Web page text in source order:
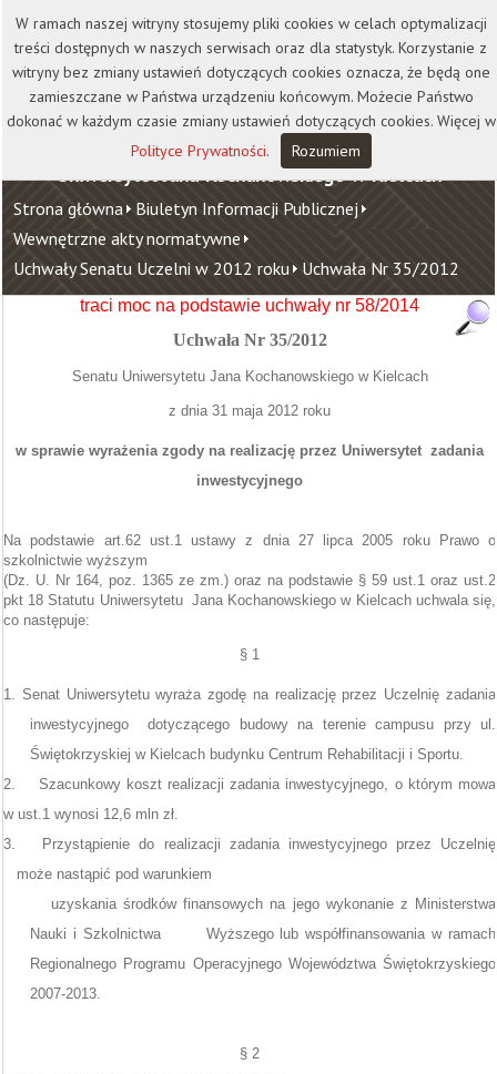
Kontakt Biblioteka
Wydawnictwo
Wirtualna Uczelnia
Uniwersytet Jana Kochanowskiego w Kielcach
Strona główna Biuletyn Informacji Publicznej
Wewnętrzne akty normatywne
Uchwały Senatu Uczelni w 2012 roku Uchwała Nr 35/2012
traci moc na podstawie uchwały nr 58/2014
Uchwała Nr 35/2012
Senatu Uniwersytetu Jana Kochanowskiego w Kielcach
z dnia 31 maja 2012 roku
w sprawie wyrażenia zgody na realizację przez Uniwersytet zadania
inwestycyjnego
Na podstawie art.62 ust.1 ustawy z dnia 27 lipca 2005 roku Prawo o
szkolnictwie wyższym
(Dz. U. Nr 164, poz. 1365 ze zm.) oraz na podstawie § 59 ust.1 oraz ust.2
pkt 18 Statutu Uniwersytetu Jana Kochanowskiego w Kielcach uchwala się,
co następuje:
§ 1
1. Senat Uniwersytetu wyraża zgodę na realizację przez Uczelnię zadania
inwestycyjnego
dotyczącego budowy na terenie campusu przy ul.
Świętokrzyskiej w Kielcach budynku Centrum Rehabilitacji i Sportu.
2.
Szacunkowy koszt realizacji zadania inwestycyjnego, o którym mowa
w ust.1 wynosi 12,6 mln zł.
3.
Przystąpienie do realizacji zadania inwestycyjnego przez Uczelnię
może nastąpić pod warunkiem
uzyskania środków finansowych na jego wykonanie z Ministerstwa
Nauki i Szkolnictwa
Wyższego lub współfinansowania w ramach
Regionalnego Programu Operacyjnego Województwa Świętokrzyskiego
2007-2013.
§ 2
W ramach naszej witryny stosujemy pliki cookies w celach optymalizacji
treści dostępnych w naszych serwisach oraz dla statystyk. Korzystanie z
witryny bez zmiany ustawień dotyczących cookies oznacza, że będą one
zamieszczane w Państwa urządzeniu końcowym. Możecie Państwo
dokonać w każdym czasie zmiany ustawień dotyczących cookies. Więcej w
Polityce Prywatności. Rozumiem